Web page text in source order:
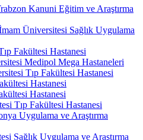
Kanuni Eğitim ve Araştırma
Üniversitesi Sağlık Uygulama
Fakültesi Hastanesi
Medipol Mega Hastaneleri
Tıp Fakültesi Hastanesi
Hastanesi
Hastanesi
Tıp Fakültesi Hastanesi
Uygulama ve Araştırma
Sağlık Uygulama ve Araştırma